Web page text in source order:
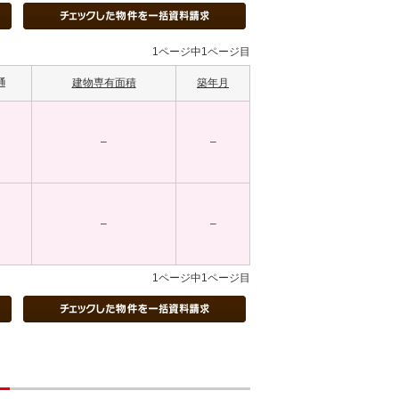
1ページ中1ページ目
建物専有面積 築年月
– –
– –
1ページ中1ページ目